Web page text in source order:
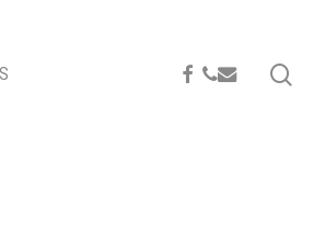
FACEBOOK
PHONE
EMAIL